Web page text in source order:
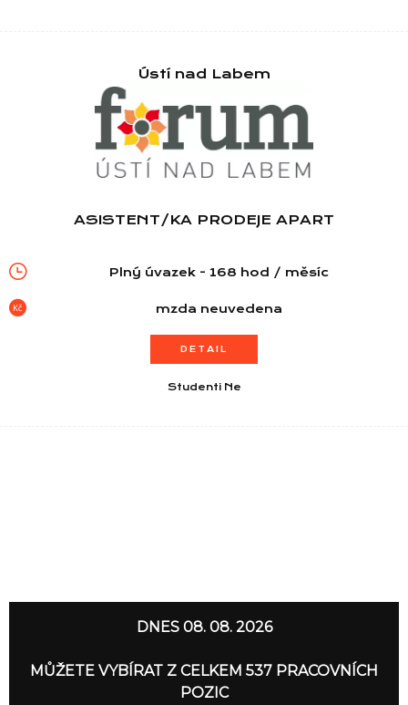
Ústí nad Labem
ASISTENT/KA PRODEJE APART
Plný úvazek - 168 hod / měsíc
mzda neuvedena
DETAIL
Studenti Ne
DNES 08. 08. 2026
MŮŽETE VYBÍRAT Z CELKEM 537 PRACOVNÍCH
POZIC